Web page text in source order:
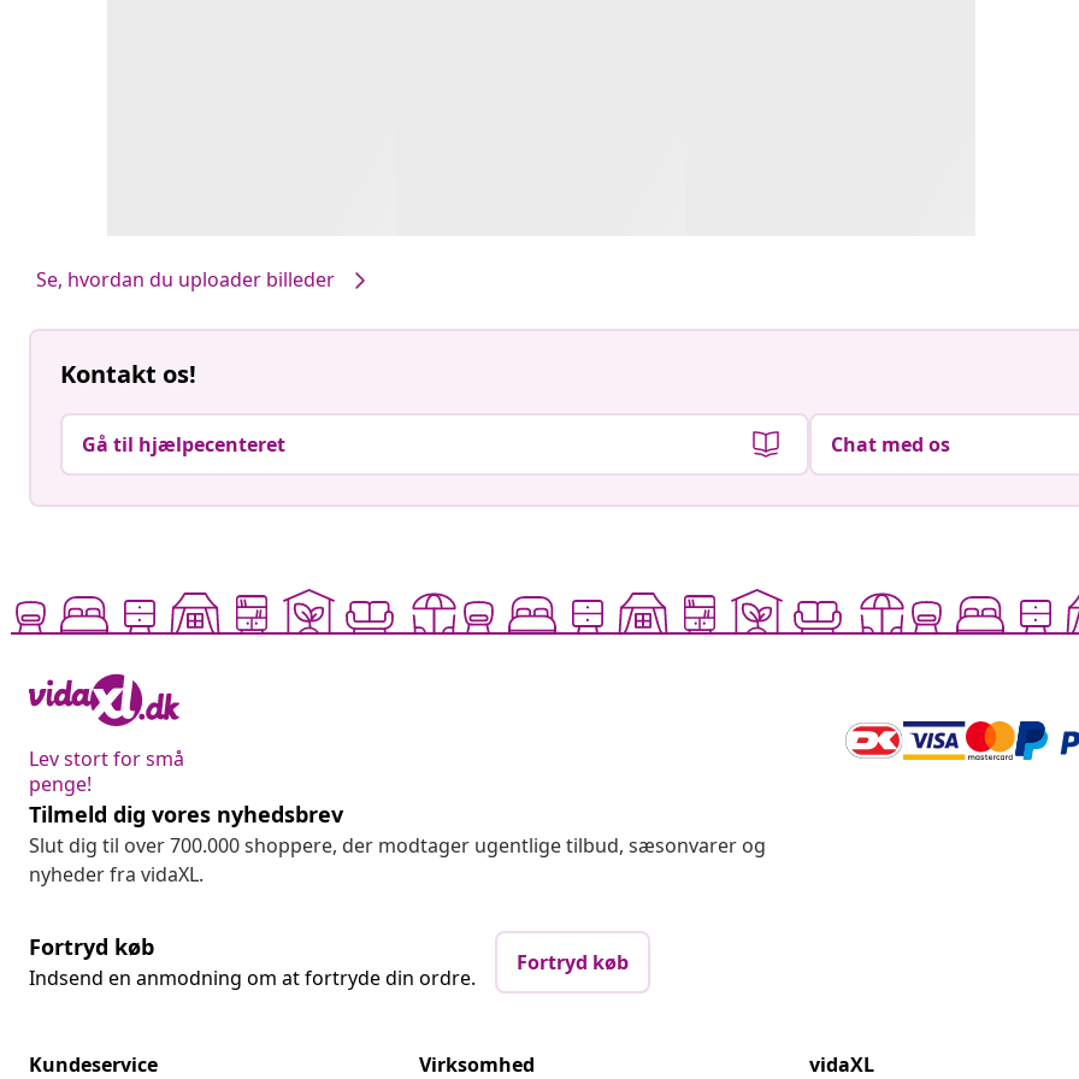
Se, hvordan du uploader billeder
Kontakt os!
Gå til hjælpecenteret Chat med os
Lev stort for små
penge!
Tilmeld dig vores nyhedsbrev
Slut dig til over 700.000 shoppere, der modtager ugentlige tilbud, sæsonvarer og
nyheder fra vidaXL.
Fortryd køb
Indsend en anmodning om at fortryde din ordre.
Fortryd køb
Kundeservice Virksomhed vidaXL